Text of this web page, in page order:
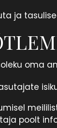
ja
oma
poolt